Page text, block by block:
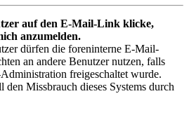
auf den E-Mail-Link klicke,
anzumelden.
dürfen die foreninterne E-Mail-
an andere Benutzer nutzen, falls
freigeschaltet wurde.
den Missbrauch dieses Systems durch